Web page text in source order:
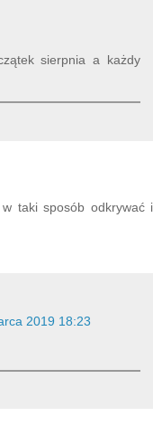
sierpnia a każdy
taki sposób odkrywać i
2019 18:23